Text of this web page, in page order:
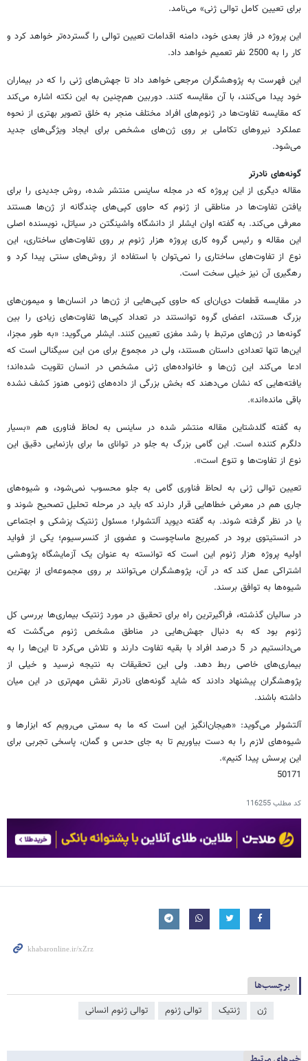
برای تعیین کامل توالی ژنی» می‌نامد.
این پروژه در فاز بعدی خود، دامنه اقدامات تعیین توالی را گسترده‌تر خواهد کرد و
کار را به 2500 نفر تعمیم خواهد داد.
این فهرست به پژوهشگران مرجعی خواهد داد تا جهش‌های ژنی را که در بیماران
خود پیدا می‌کنند، با آن مقایسه کنند. دوربین هم‌چنین به این نکته اشاره می‌کند
که مقایسه تفاوت‌ها در ژنوم‌های افراد مختلف منجر به خلق تصویر بهتری از نحوه
عملکرد نیروهای تکاملی بر روی ژن‌های مشخص برای ایجاد ویژگی‌های جدید
می‌شود.
گونه‌های نادرتر
مقاله دیگری از این پروژه که در مجله ساینس منتشر شده، روش جدیدی را برای
یافتن تفاوت‌ها در مناطقی از ژنوم که حاوی کپی‌های چندگانه از ژن‌ها هستند
معرفی می‌کند. به گفته اوان ایشلر از دانشگاه واشینگتن در سیاتل، نویسنده اصلی
این مقاله و رئیس گروه کاری پروژه هزار ژنوم بر روی تفاوت‌های ساختاری، این
نوع از تفاوت‌های ساختاری را نمی‌توان با استفاده از روش‌های سنتی پیدا کرد و
رهگیری آن نیز خیلی سخت است.
در مقایسه قطعات دی‌ان‌ای که حاوی کپی‌هایی از ژن‌ها در انسان‌ها و میمون‌های
بزرگ هستند، اعضای گروه توانستند در تعداد کپی‌ها تفاوت‌های زیادی را بین
گونه‌ها در ژن‌های مرتبط با رشد مغزی تعیین کنند. ایشلر می‌گوید: «به طور مجزا،
این‌ها تنها تعدادی داستان هستند، ولی در مجموع برای من این سیگنالی است که
ادعا می‌کند این ژن‌ها و خانواده‌های ژنی مشخص در انسان تقویت شده‌اند؛
یافته‌هایی که نشان می‌دهند که بخش بزرگی از داده‌های ژنومی هنوز کشف نشده
باقی مانده‌اند».
به گفته گلدشتاین مقاله منتشر شده در ساینس به لحاظ فناوری هم «بسیار
دلگرم کننده است. این گامی بزرگ به جلو در توانای ما برای بازنمایی دقیق این
نوع از تفاوت‌ها و تنوع است».
تعیین توالی ژنی به لحاظ فناوری گامی به جلو محسوب نمی‌شود، و شیوه‌های
جاری هم در معرض خطاهایی قرار دارند که باید در مرحله تحلیل تصحیح شوند و
یا در نظر گرفته شوند. به گفته دیوید آلتشولر؛ مسئول ژنتیک پزشکی و اجتماعی
در انستیتوی برود در کمبریج ماساچوست و عضوی از کنسرسیوم؛ یکی از فواید
اولیه پروژه هزار ژنوم این است که توانسته به عنوان یک آزمایشگاه پژوهشی
اشتراکی عمل کند که در آن، پژوهشگران می‌توانند بر روی مجموعه‌ای از بهترین
شیوه‌ها به توافق برسند.
در سالیان گذشته، فراگیرترین راه برای تحقیق در مورد ژنتیک بیماری‌ها بررسی کل
ژنوم بود که به دنبال جهش‌هایی در مناطق مشخص ژنوم می‌گشت که
می‌دانستیم در 5 درصد افراد با بقیه تفاوت دارند و تلاش می‌کرد تا این‌ها را به
بیماری‌های خاصی ربط دهد. ولی این تحقیقات به نتیجه نرسید و خیلی از
پژوهشگران پیشنهاد دادند که شاید گونه‌های نادرتر نقش مهم‌تری در این میان
داشته باشند.
آلتشولر می‌گوید:‌ «هیجان‌انگیز این است که ما به سمتی می‌رویم که ابزارها و
شیوه‌های لازم را به دست بیاوریم تا به جای حدس و گمان، پاسخی تجربی برای
این پرسش پیدا کنیم».
50171
کد مطلب116255
برچسب‌ها
ژن ژنتیک توالی ژنوم توالی ژنوم انسانی